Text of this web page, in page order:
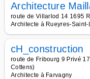
Architecture
route de Villarlod 14 1695
Architecte à Rueyres-Saint-
cH_construction
route de Fribourg 9 Privé
Cottens)
Architecte à Farvagny